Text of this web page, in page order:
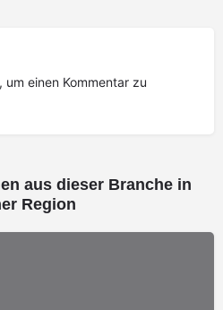
um einen Kommentar zu
aus dieser Branche in
Region